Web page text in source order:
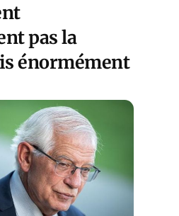
pas la
énormément